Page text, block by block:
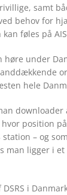
samt
behov for
føles på
høre under
hele
downloader
hvor position
station – og
man ligger i
i